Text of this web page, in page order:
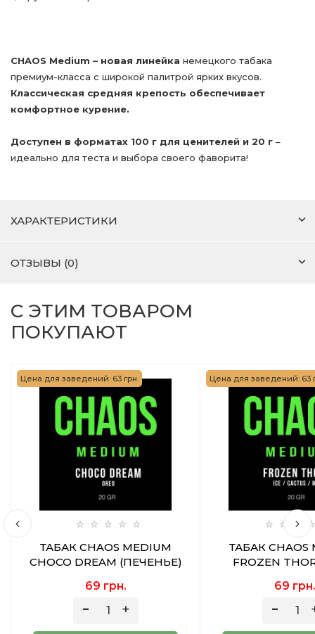
CHAOS Medium – новая линейка немецкого табака
премиум-класса с широкой палитрой ярких вкусов.
Классическая средняя крепость обеспечивает
комфортное курение.
Доступен в форматах 100 г для ценителей и 20 г –
идеально для теста и выбора своего фаворита!
ХАРАКТЕРИСТИКИ
ОТЗЫВЫ (0)
С ЭТИМ ТОВАРОМ
ПОКУПАЮТ
Цена для заведений: 63 грн.
ТАБАК CHAOS MEDIUM
CHOCO DREAM (ПЕЧЕНЬЕ)
69 грн.
Цена для заведений: 63
ТАБАК CHAOS
FROZEN
69 грн.